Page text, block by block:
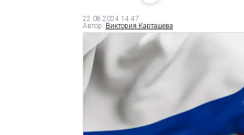
22.08.2024 14:47
Автор: Виктория Карташева